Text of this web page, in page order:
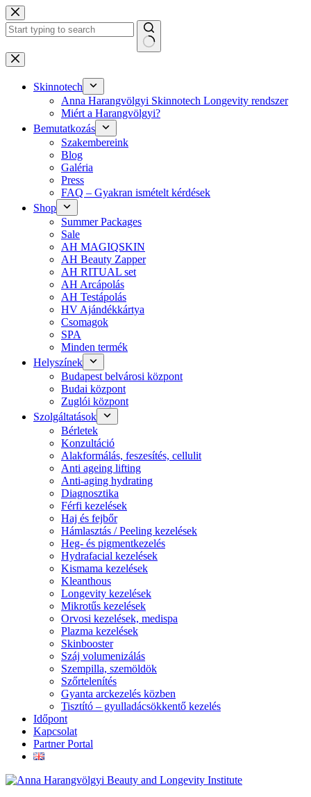
Skip
to
content
No
results
Skinnotech
Anna Harangvölgyi Skinnotech Longevity rendszer
Miért a Harangvölgyi?
Bemutatkozás
Szakembereink
Blog
Galéria
Press
FAQ – Gyakran ismételt kérdések
Shop
Summer Packages
Sale
AH MAGIQSKIN
AH Beauty Zapper
AH RITUAL set
AH Arcápolás
AH Testápolás
HV Ajándékkártya
Csomagok
SPA
Minden termék
Helyszínek
Budapest belvárosi központ
Budai központ
Zuglói központ
Szolgáltatások
Bérletek
Konzultáció
Alakformálás, feszesítés, cellulit
Anti ageing lifting
Anti-aging hydrating
Diagnosztika
Férfi kezelések
Haj és fejbőr
Hámlasztás / Peeling kezelések
Heg- és pigmentkezelés
Hydrafacial kezelések
Kismama kezelések
Kleanthous
Longevity kezelések
Mikrotűs kezelések
Orvosi kezelések, medispa
Plazma kezelések
Skinbooster
Száj volumenizálás
Szempilla, szemöldök
Szőrtelenítés
Gyanta arckezelés közben
Tisztító – gyulladácsökkentő kezelés
Időpont
Kapcsolat
Partner Portal